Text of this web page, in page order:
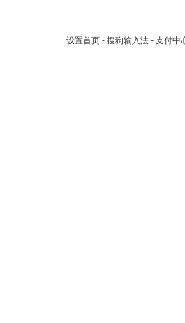
设置首页 - 搜狗输入法 - 支付中